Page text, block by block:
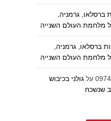
ברסלאו, גרמניה,
מלחמת העולם השנייה
ברסלאו, גרמניה,
מלחמת העולם השנייה
על גולני בכיבוש
שנשכח